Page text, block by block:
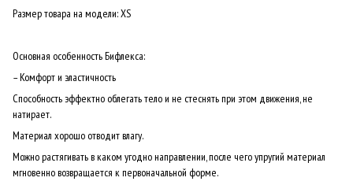
Размер товара на модели: XS
Основная особенность Бифлекса:
– Комфорт и эластичность
Способность эффектно облегать тело и не стеснять при этом движения, не
натирает.
Материал хорошо отводит влагу.
Можно растягивать в каком угодно направлении, после чего упругий материал
мгновенно возвращается к первоначальной форме.